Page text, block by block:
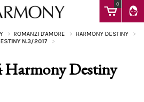
0
ROMANZI D'AMORE
HARMONY DESTINY
N.3/2017
Harmony Destiny